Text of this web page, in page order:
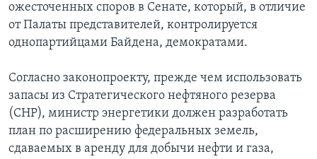
ожесточенных споров в Сенате, который, в отличие
от Палаты представителей, контролируется
однопартийцами Байдена, демократами.
Согласно законопроекту, прежде чем использовать
запасы из Стратегического нефтяного резерва
(СНР), министр энергетики должен разработать
план по расширению федеральных земель,
сдаваемых в аренду для добычи нефти и газа,